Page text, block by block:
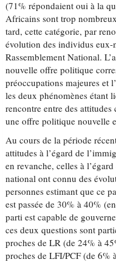
(71% répondaient oui à la
Africains sont trop
tard, cette catégorie, par
évolution des individus eux-
Rassemblement National.
nouvelle offre politique
préoccupations majeures et
les deux phénomènes étant
rencontre entre des
une offre politique nouvelle
Au cours de la période
attitudes à l’égard de
en revanche, celles à
national ont connu des
personnes estimant que ce
est passée de 30% à 40%
parti est capable de
ces deux questions sont
proches de LR (de 24% à
proches de LFI/PCF (de 6%